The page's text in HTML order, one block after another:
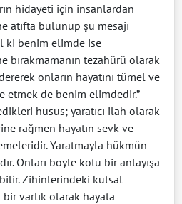
hidayeti için insanlardan
atıfta bulunup şu mesajı
ki benim elimde ise
bırakmamanın tezahürü olarak
onların hayatını tümel ve
etmek de benim elimdedir.”
husus; yaratıcı ilah olarak
rağmen hayatın sevk ve
Yaratmayla hükmün
Onları böyle kötü bir anlayışa
Zihinlerindeki kutsal
bir varlık olarak hayata